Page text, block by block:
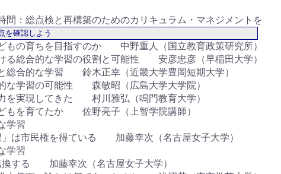
間：総点検と再構築のためのカリキュラム・マネジメントを
を確認しよう
もの育ちを目指すのか 中野重人（国立教育政策研究所）
る総合的な学習の役割と可能性 安彦忠彦（早稲田大学）
総合的な学習 鈴木正幸（近畿大学豊岡短期大学）
な学習の可能性 森敏昭（広島大学大学院）
を実現してきた 村川雅弘（鳴門教育大学）
もを育てたか 佐野亮子（上智学院講師）
学習
は市民権を得ている 加藤幸次（名古屋女子大学）
学習
する 加藤幸次（名古屋女子大学）